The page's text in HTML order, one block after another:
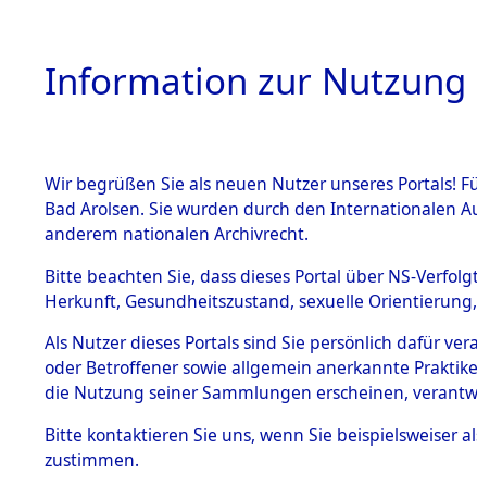
HOME
BESTÄNDE
Inhaftierungsdoku
mente
5. Verschiedenes
Todesmärsche
5.3.1 Alliierte
Information zur Nutzung
Wir begrüßen Sie als neuen Nutzer unseres Portals!
Bad Arolsen. Sie wurden durch den Internationalen
anderem nationalen Archivrecht.
Bitte beachten Sie, dass dieses Portal über NS-
Herkunft, Gesundheitszustand, sexuelle
Als Nutzer dieses Portals sind Sie persönlich dafür
oder Betroffener sowie allgemein anerkannte
die Nutzung seiner Sammlungen erscheinen,
Bitte kontaktieren Sie uns, wenn Sie
zustimmen.